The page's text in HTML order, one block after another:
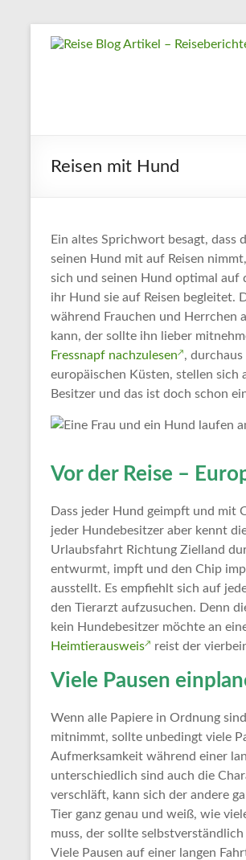
InhaltReise
und
Thema
Reisen
Artikel
zum
Reisen mit Hund
Ein altes Sprichwort besagt, dass
seinen Hund mit auf Reisen
sich und seinen Hund optimal auf
ihr Hund sie auf Reisen begleitet.
während Frauchen und Herrchen
kann, der sollte ihn lieber
Fressnapf nachzulesen
,
europäischen Küsten, stellen
Besitzer und das ist doch schon
Vor der Reise –
Dass jeder Hund geimpft und mit
jeder Hundebesitzer aber kennt
Urlaubsfahrt Richtung Zielland
entwurmt, impft und den Chip
ausstellt. Es empfiehlt sich auf
den Tierarzt aufzusuchen. Denn
kein Hundebesitzer möchte an
Heimtierausweis
reist der
Viele Pausen
Wenn alle Papiere in Ordnung
mitnimmt, sollte unbedingt viele
Aufmerksamkeit während einer
unterschiedlich sind auch die
verschläft, kann sich der andere
Tier ganz genau und weiß, wie
muss, der sollte
Viele Pausen auf einer langen